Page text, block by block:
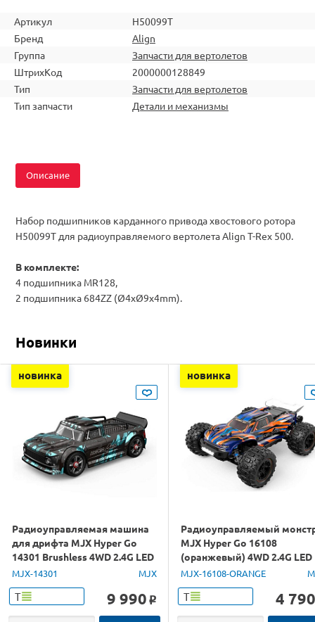
Артикул
H50099T
Бренд
Align
Группа
Запчасти для вертолетов
ШтрихКод
2000000128849
Тип
Запчасти для вертолетов
Тип запчасти
Детали и механизмы
Описание
Набор подшипников карданного привода хвостового ротора
H50099T для радиоуправляемого вертолета Align T-Rex 500.
В комплекте:
4 подшипника MR128,
2 подшипника 684ZZ (Ø4xØ9x4mm).
Новинки
новинка
Радиоуправляемая машина
для дрифта MJX Hyper Go
14301 Brushless 4WD 2.4G LED
1/14 RTR
MJX-14301 MJX
Т 9 990 o
новинка
Радиоуправляемый
MJX Hyper Go 16108
(оранжевый) 4WD 2.4G LED
1/16 RTR
MJX-16108-ORANGE
Т 4 790